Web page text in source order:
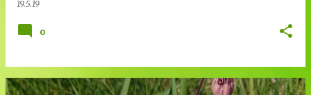
19.5.19
0